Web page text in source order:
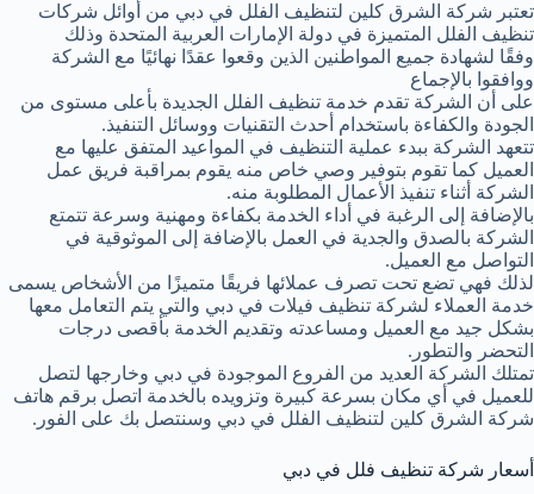
تعتبر شركة الشرق كلين لتنظيف الفلل في دبي من أوائل شركات
تنظيف الفلل المتميزة في دولة الإمارات العربية المتحدة وذلك
وفقًا لشهادة جميع المواطنين الذين وقعوا عقدًا نهائيًا مع الشركة
ووافقوا بالإجماع
على أن الشركة تقدم خدمة تنظيف الفلل الجديدة بأعلى مستوى من
الجودة والكفاءة باستخدام أحدث التقنيات ووسائل التنفيذ.
تتعهد الشركة ببدء عملية التنظيف في المواعيد المتفق عليها مع
العميل كما تقوم بتوفير وصي خاص منه يقوم بمراقبة فريق عمل
الشركة أثناء تنفيذ الأعمال المطلوبة منه.
بالإضافة إلى الرغبة في أداء الخدمة بكفاءة ومهنية وسرعة تتمتع
الشركة بالصدق والجدية في العمل بالإضافة إلى الموثوقية في
التواصل مع العميل.
لذلك فهي تضع تحت تصرف عملائها فريقًا متميزًا من الأشخاص يسمى
خدمة العملاء لشركة تنظيف فيلات في دبي والتي يتم التعامل معها
بشكل جيد مع العميل ومساعدته وتقديم الخدمة بأقصى درجات
التحضر والتطور.
تمتلك الشركة العديد من الفروع الموجودة في دبي وخارجها لتصل
للعميل في أي مكان بسرعة كبيرة وتزويده بالخدمة اتصل برقم هاتف
شركة الشرق كلين لتنظيف الفلل في دبي وسنتصل بك على الفور.
أسعار شركة تنظيف فلل في دبي